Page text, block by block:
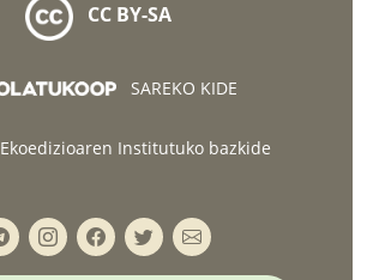
CC BY-SA
SAREKO KIDE
Ekoedizioaren Institutuko bazkide